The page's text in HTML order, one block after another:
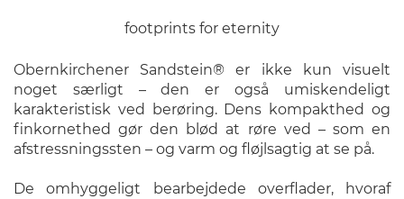
footprints for eternity
Obernkirchener Sandstein® er ikke kun visuelt
noget særligt – den er også umiskendeligt
karakteristisk ved berøring. Dens kompakthed og
finkornethed gør den blød at røre ved – som en
afstressningssten – og varm og fløjlsagtig at se på.
De omhyggeligt bearbejdede overflader, hvoraf